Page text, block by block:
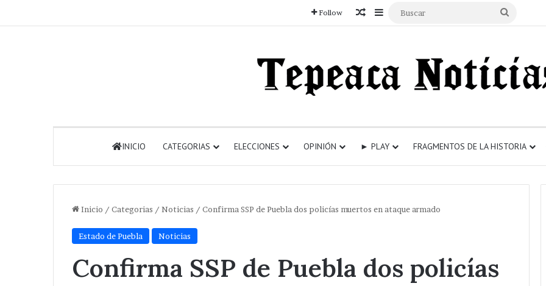
Follow Articulo aleatorio
Sidebar
INICIO CATEGORIAS ELECCIONES OPINIÓN ► PLAY FRAGMENTOS DE LA HISTORIA
Inicio / Categorias / Noticias / Confirma SSP de Puebla dos policías muertos en ataque armado
Estado de Puebla Noticias
Confirma SSP de Puebla dos policías